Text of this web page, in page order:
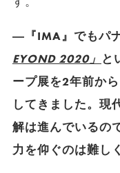
―『IMA』でもパ
EYOND 2020」 と
ープ展を2年前か
してきました。現
解は進んでいるの
力を仰ぐのは難し